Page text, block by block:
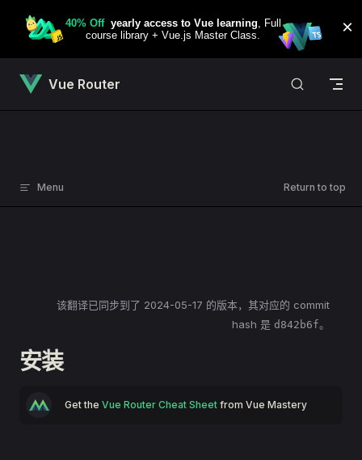
Skip to content
Vue Router
Menu Return to top
该翻译已同步到了 2024-05-17 的版本，其对应的 commit
hash 是 d842b6f。
安装
Get the Vue Router Cheat Sheet from Vue Mastery